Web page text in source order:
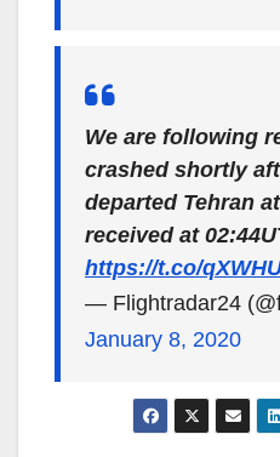
We are following
crashed shortly
departed Tehran
received at
https://t.co/
— Flightradar24
January 8, 2020